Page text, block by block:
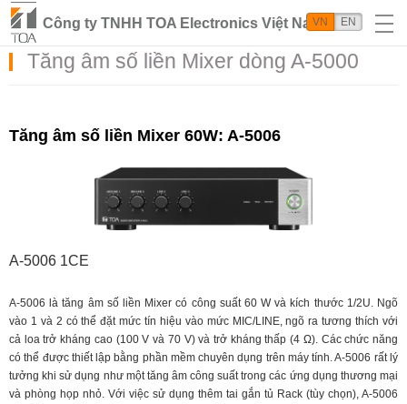
Công ty TNHH TOA Electronics Việt Nam
VN EN
Tăng âm số liền Mixer dòng A-5000
Tăng âm số liền Mixer 60W: A-5006
A-5006 1CE
A-5006 là tăng âm số liền Mixer có công suất 60 W và kích thước 1/2U. Ngõ
vào 1 và 2 có thể đặt mức tín hiệu vào mức MIC/LINE, ngõ ra tương thích với
cả loa trở kháng cao (100 V và 70 V) và trở kháng thấp (4 Ω). Các chức năng
có thể được thiết lập bằng phần mềm chuyên dụng trên máy tính. A-5006 rất lý
tưởng khi sử dụng như một tăng âm công suất trong các ứng dụng thương mại
và phòng họp nhỏ. Với việc sử dụng thêm tai gắn tủ Rack (tùy chọn), A-5006